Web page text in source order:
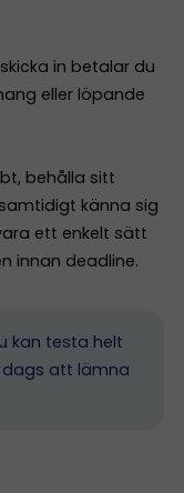
in betalar du
eller löpande
behålla sitt
känna sig
ett enkelt sätt
innan deadline.
kan testa helt
att lämna